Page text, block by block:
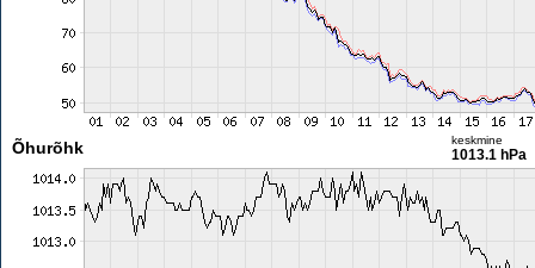
Õhurõhk keskmine
1013.1 hPa